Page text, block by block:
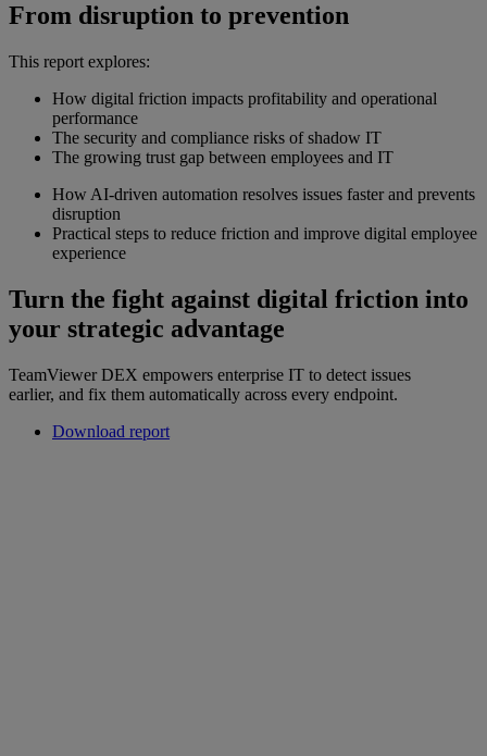
From disruption to prevention
This report explores:
How digital friction impacts profitability and operational
performance
The security and compliance risks of shadow IT
The growing trust gap between employees and IT
How AI-driven automation resolves issues faster and prevents
disruption
Practical steps to reduce friction and improve digital employee
experience
Turn the fight against digital friction into
your strategic advantage
TeamViewer DEX empowers enterprise IT to detect issues
earlier, and fix them automatically across every endpoint.
Download report